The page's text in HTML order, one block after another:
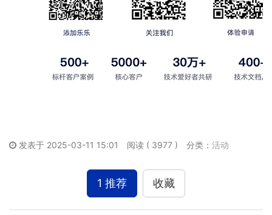
发表于 2025-03-11 15:01 阅读 ( 3977 ) 分类： 活动
1 推荐 收藏